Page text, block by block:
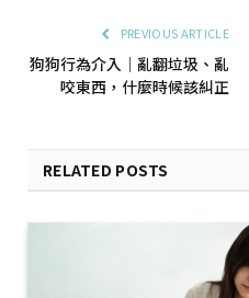
PREVIOUS ARTICLE
狗狗行為介入｜亂翻垃圾、亂
咬東西，什麼時候該糾正
RELATED POSTS